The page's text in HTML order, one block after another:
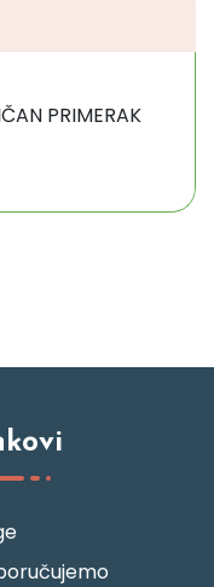
PRIMERAK